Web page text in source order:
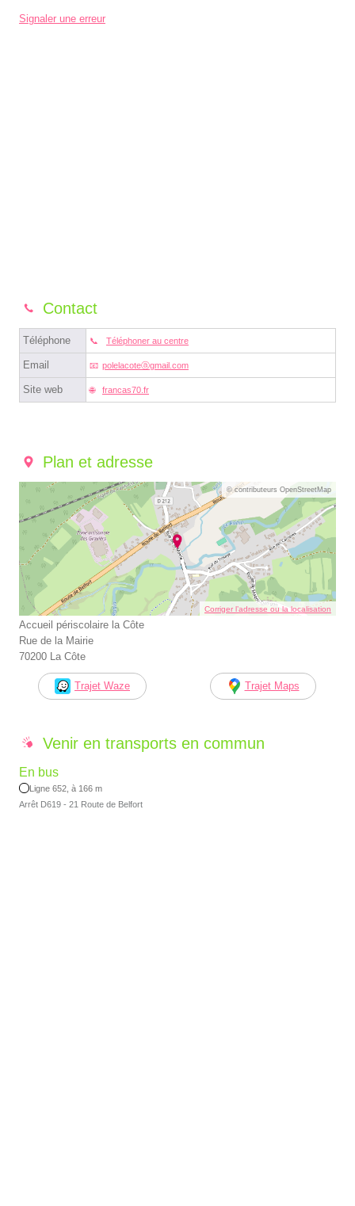
Signaler une erreur
Contact
Téléphone Téléphoner au centre
Email polelacoteⓐgmail.com
Site web francas70.fr
Plan et adresse
© contributeurs OpenStreetMap
Corriger l’adresse ou la localisation
Accueil périscolaire la Côte
Rue de la Mairie
70200 La Côte
Trajet Waze Trajet Maps
Venir en transports en commun
En bus
Ligne 652, à 166 m
Arrêt D619 - 21 Route de Belfort